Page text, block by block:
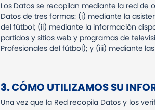
Los Datos se recopilan mediante la red de
Datos de tres formas: (i) mediante la
del fútbol; (ii) mediante la información
partidos y sitios web y programas de
Profesionales del fútbol); y (iii) mediante
3.CÓMO UTILIZAMOS SU
Una vez que la Red recopila Datos y los